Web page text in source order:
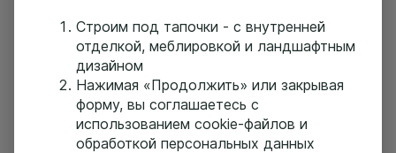
• П-282
• Площадь 428.4 м²
• Пятно застройки 29.9x17.8 м
• 3 Спальни
Строим под тапочки - с внутренней
отделкой, меблировкой и ландшафтным
дизайном
Нажимая «Продолжить» или закрывая
форму, вы соглашаетесь с
использованием cookie-файлов и
обработкой персональных данных